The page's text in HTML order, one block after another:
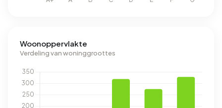
Woonoppervlakte
Verdeling van woninggroottes